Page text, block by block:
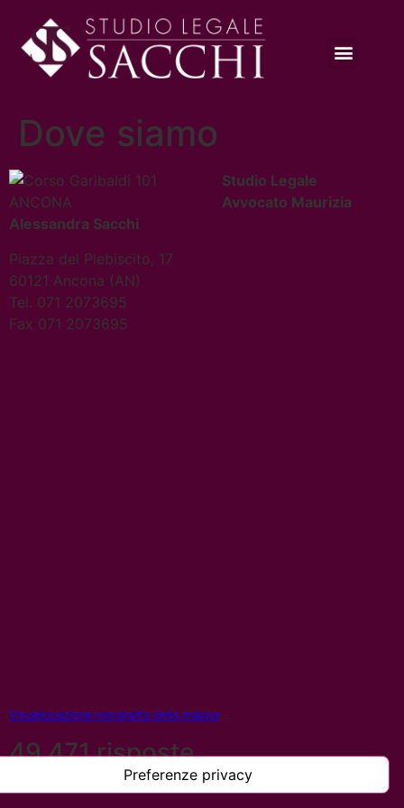
Dove siamo
Studio Legale
Avvocato Maurizia
Alessandra Sacchi
Piazza del Plebiscito, 17
60121 Ancona (AN)
Tel. 071 2073695
Fax 071 2073695
Visualizzazione ingrandita della mappa
49.471 risposte